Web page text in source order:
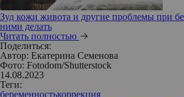
Зуд кожи живота и другие проблемы при
ними делать
Читать полностью
Поделиться:
Автор: Екатерина Семенова
Фото: Fotodom/Shutterstock
14.08.2023
Теги:
беременностькоррекция